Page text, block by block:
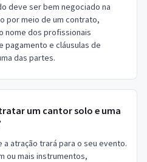
deve ser bem negociado na
por meio de um contrato,
nome dos profissionais
pagamento e cláusulas de
das partes.
um cantor solo e uma
atração trará para o seu evento.
ou mais instrumentos,